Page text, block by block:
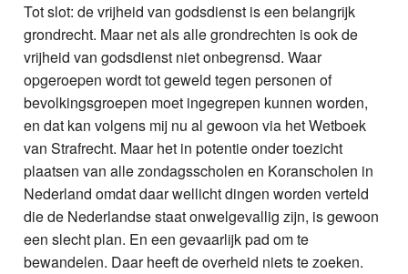
Tot slot: de vrijheid van godsdienst is een belangrijk
grondrecht. Maar net als alle grondrechten is ook de
vrijheid van godsdienst niet onbegrensd. Waar
opgeroepen wordt tot geweld tegen personen of
bevolkingsgroepen moet ingegrepen kunnen worden,
en dat kan volgens mij nu al gewoon via het Wetboek
van Strafrecht. Maar het in potentie onder toezicht
plaatsen van alle zondagsscholen en Koranscholen in
Nederland omdat daar wellicht dingen worden verteld
die de Nederlandse staat onwelgevallig zijn, is gewoon
een slecht plan. En een gevaarlijk pad om te
bewandelen. Daar heeft de overheid niets te zoeken.